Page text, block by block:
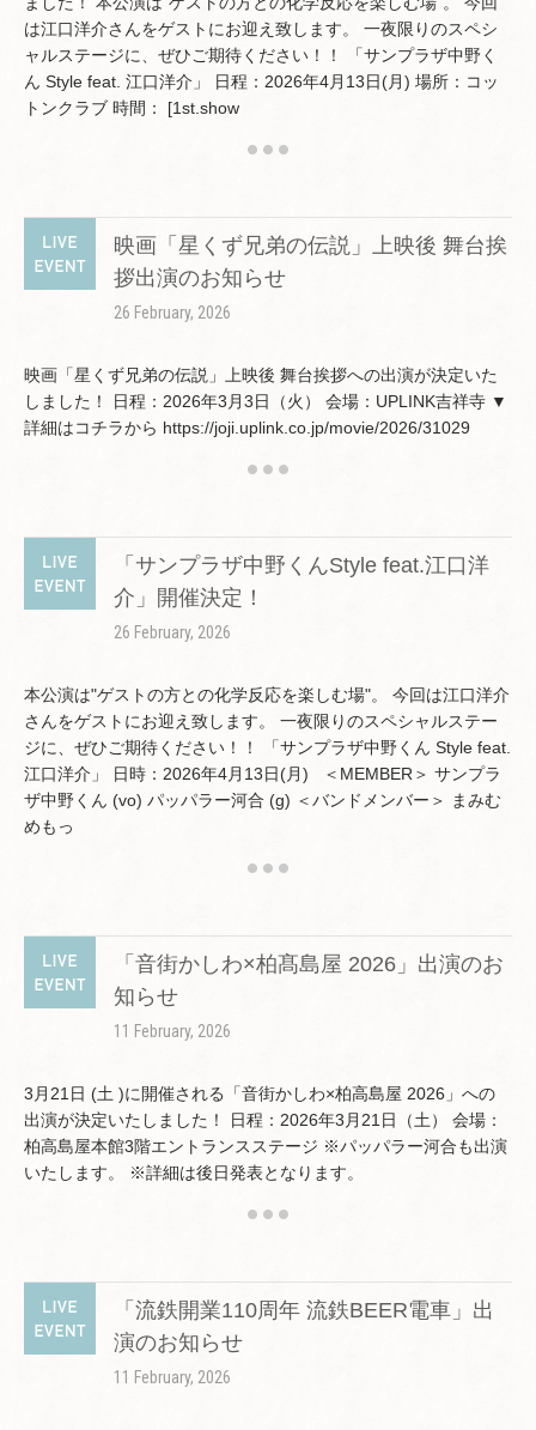
は江口洋介さんをゲストにお迎え致します。 一夜限りのスペシ
ャルステージに、ぜひご期待ください！！ 「サンプラザ中野く
ん Style feat. 江口洋介」 日程：2026年4月13日(月) 場所：コッ
トンクラブ 時間： [1st.show
映画「星くず兄弟の伝説」上映後 舞台挨
拶出演のお知らせ
26 February, 2026
映画「星くず兄弟の伝説」上映後 舞台挨拶への出演が決定いた
しました！ 日程：2026年3月3日（火） 会場：UPLINK吉祥寺 ▼
詳細はコチラから https://joji.uplink.co.jp/movie/2026/31029
「サンプラザ中野くんStyle feat.江口洋
介」開催決定！
26 February, 2026
本公演は"ゲストの方との化学反応を楽しむ場"。 今回は江口洋介
さんをゲストにお迎え致します。 一夜限りのスペシャルステー
ジに、ぜひご期待ください！！ 「サンプラザ中野くん Style feat.
江口洋介」 日時：2026年4月13日(月) ＜MEMBER＞ サンプラ
ザ中野くん (vo) パッパラー河合 (g) ＜バンドメンバー＞ まみむ
めもっ
「音街かしわ×柏髙島屋 2026」出演のお
知らせ
11 February, 2026
3月21日 (土 )に開催される「音街かしわ×柏高島屋 2026」への
出演が決定いたしました！ 日程：2026年3月21日（土） 会場：
柏高島屋本館3階エントランスステージ ※パッパラー河合も出演
いたします。 ※詳細は後日発表となります。
「流鉄開業110周年 流鉄BEER電車」出
演のお知らせ
11 February, 2026